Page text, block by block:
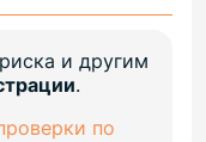
и другим
.
по